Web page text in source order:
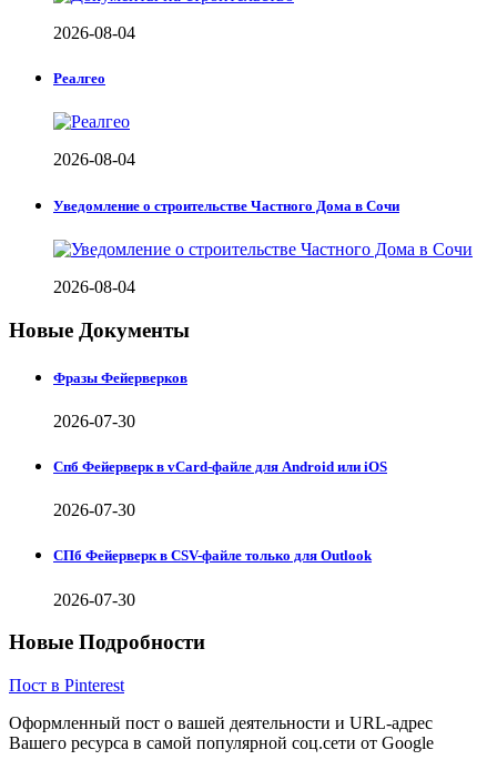
2026-08-04
Реалгео
2026-08-04
Уведомление о строительстве Частного Дома в Сочи
2026-08-04
Новые Документы
Фразы Фейерверков
2026-07-30
Спб Фейерверк в vCard-файле для Android или iOS
2026-07-30
СПб Фейерверк в CSV-файле только для Outlook
2026-07-30
Новые Подробности
Пост в Pinterest
Оформленный пост о вашей деятельности и URL-адрес
Вашего ресурса в самой популярной соц.сети от Google